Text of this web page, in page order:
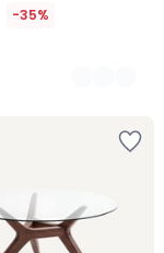
-35%